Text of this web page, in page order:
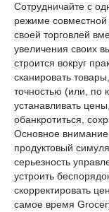
Сотрудничайте с
режиме
своей торговлей
увеличения своих
строится вокруг
сканировать
точностью (или, по
устанавливать
обанкротиться,
Основное внимание
продуктовый
серьезность
устроить
скорректировать
самое время